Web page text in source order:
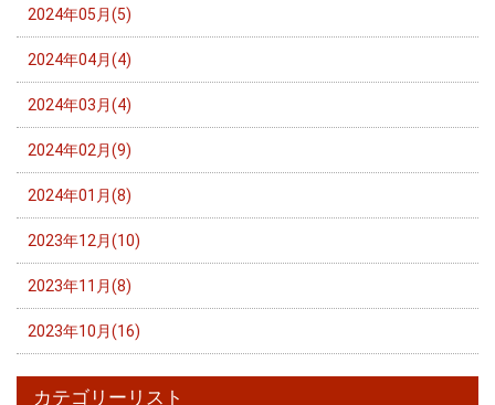
2024年05月(5)
2024年04月(4)
2024年03月(4)
2024年02月(9)
2024年01月(8)
2023年12月(10)
2023年11月(8)
2023年10月(16)
カテゴリーリスト